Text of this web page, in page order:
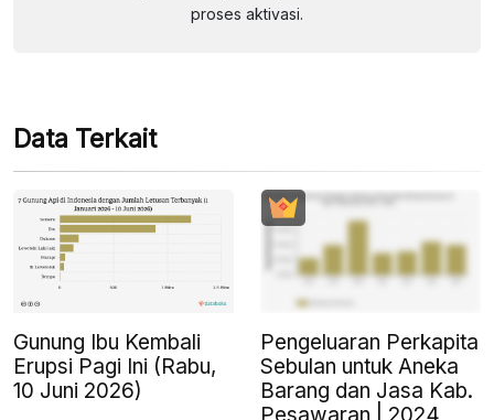
proses aktivasi.
Data Terkait
Gunung Ibu Kembali
Erupsi Pagi Ini (Rabu,
10 Juni 2026)
Pengeluaran Perkapita
Sebulan untuk Aneka
Barang dan Jasa Kab.